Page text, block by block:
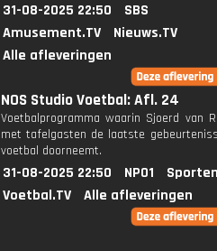
31-08-2025 22:50
SBS
Amusement.TV
Nieuws.TV
Alle afleveringen
NOS Studio Voetbal: Afl. 24
Voetbalprogramma waarin Sjoerd van
met tafelgasten de laatste
voetbal doorneemt.
31-08-2025 22:50 NPO1
Voetbal.TV
Alle afleveringen